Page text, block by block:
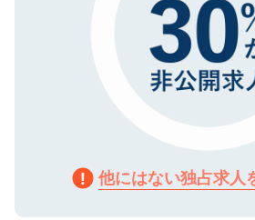
他にはない独占求人